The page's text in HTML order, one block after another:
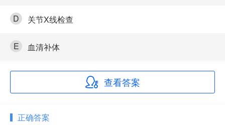
D 关节X线检查
E 血清补体
查看答案
正确答案